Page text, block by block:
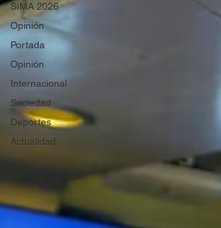
SIMA 2026
Opinión
Portada
Opinión
Internacional
Sociedad
Deportes
Actualidad